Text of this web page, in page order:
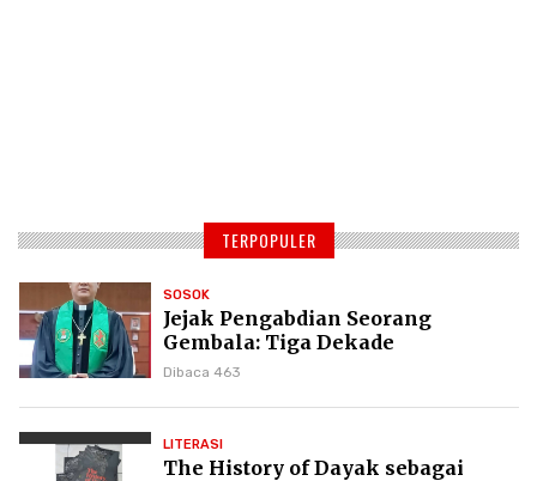
TERPOPULER
SOSOK
Jejak Pengabdian Seorang
Gembala: Tiga Dekade
Kepemimpinan Pdt. Dr. Yulius
Dibaca 463
LITERASI
The History of Dayak sebagai